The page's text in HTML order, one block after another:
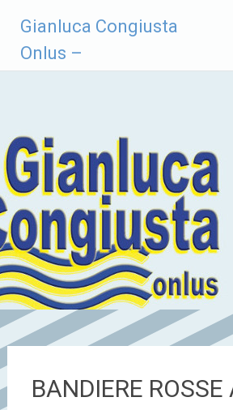
contenuto
Gianluca Congiusta
Onlus –
BANDIERE ROSSE